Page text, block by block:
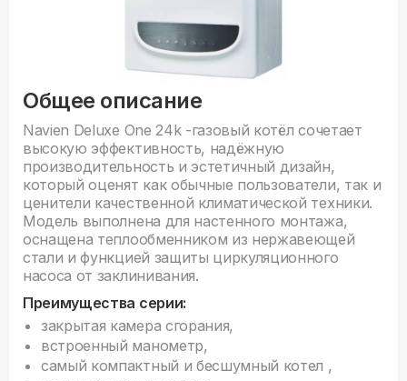
Общее описание
Navien Deluxe One 24k -газовый котёл сочетает
высокую эффективность, надёжную
производительность и эстетичный дизайн,
который оценят как обычные пользователи, так и
ценители качественной климатической техники.
Модель выполнена для настенного монтажа,
оснащена теплообменником из нержавеющей
стали и функцией защиты циркуляционного
насоса от заклинивания.
Преимущества серии:
закрытая камера сгорания,
встроенный манометр,
самый компактный и бесшумный котел ,